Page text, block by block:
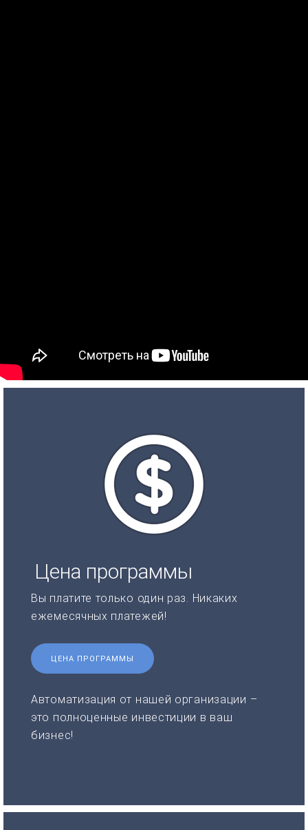
Цена программы
Вы платите только один раз. Никаких
ежемесячных платежей!
ЦЕНА ПРОГРАММЫ
Автоматизация от нашей организации –
это полноценные инвестиции в ваш
бизнес!